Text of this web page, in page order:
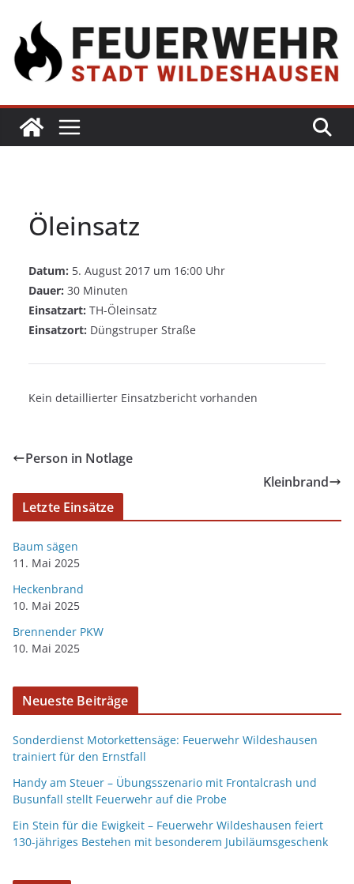
Öleinsatz
Datum: 5. August 2017 um 16:00 Uhr
Dauer: 30 Minuten
Einsatzart: TH-Öleinsatz
Einsatzort: Düngstruper Straße
Kein detaillierter Einsatzbericht vorhanden
Person in Notlage
Kleinbrand
Letzte Einsätze
Baum sägen
11. Mai 2025
Heckenbrand
10. Mai 2025
Brennender PKW
10. Mai 2025
Neueste Beiträge
Sonderdienst Motorkettensäge: Feuerwehr Wildeshausen
trainiert für den Ernstfall
Handy am Steuer – Übungsszenario mit Frontalcrash und
Busunfall stellt Feuerwehr auf die Probe
Ein Stein für die Ewigkeit – Feuerwehr Wildeshausen feiert
130-jähriges Bestehen mit besonderem Jubiläumsgeschenk